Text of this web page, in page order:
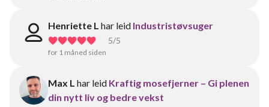
Henriette L har leid Industristøvsuger
5/5
for 1 måned siden
Max L har leid Kraftig mosefjerner – Gi plenen
din nytt liv og bedre vekst